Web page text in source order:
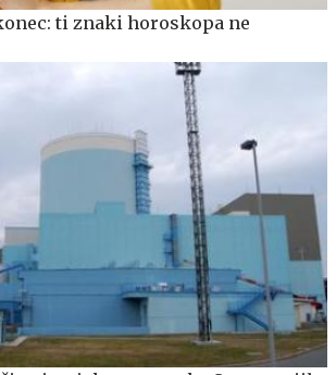
ti znaki horoskopa ne